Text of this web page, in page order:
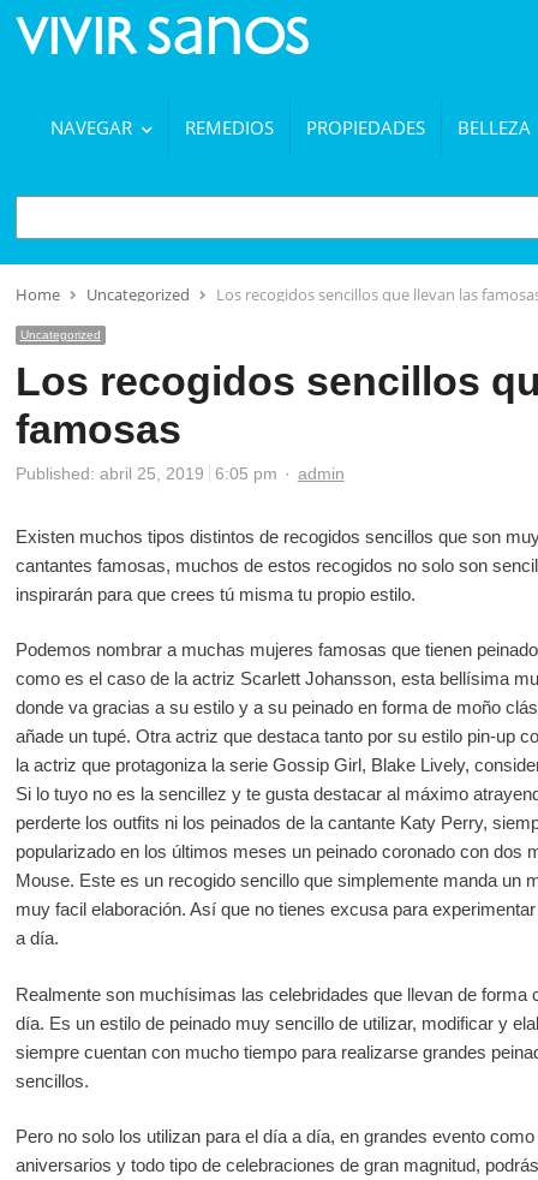
NAVEGAR REMEDIOS PROPIEDADES BELLEZA
BUSCAR
Home Uncategorized Los recogidos sencillos que llevan las
Uncategorized
Los recogidos sencillos
famosas
Published: abril 25, 2019 6:05 pm Author
admin
Existen muchos tipos distintos de recogidos sencillos que son
cantantes famosas, muchos de estos recogidos no solo son
inspirarán para que crees tú misma tu propio estilo.
Podemos nombrar a muchas mujeres famosas que tienen
como es el caso de la actriz Scarlett Johansson, esta bellísima
donde va gracias a su estilo y a su peinado en forma de moño
añade un tupé. Otra actriz que destaca tanto por su estilo pin-up
la actriz que protagoniza la serie Gossip Girl, Blake Lively,
Si lo tuyo no es la sencillez y te gusta destacar al máximo
perderte los outfits ni los peinados de la cantante Katy Perry,
popularizado en los últimos meses un peinado coronado con dos
Mouse. Este es un recogido sencillo que simplemente manda un
muy facil elaboración. Así que no tienes excusa para
a día.
Realmente son muchísimas las celebridades que llevan de forma
día. Es un estilo de peinado muy sencillo de utilizar, modificar y
siempre cuentan con mucho tiempo para realizarse grandes
sencillos.
Pero no solo los utilizan para el día a día, en grandes evento
aniversarios y todo tipo de celebraciones de gran magnitud,